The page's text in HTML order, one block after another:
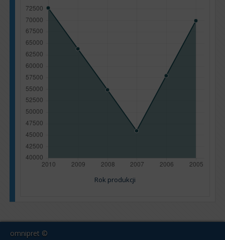
Rok produkcji
omnipret ©